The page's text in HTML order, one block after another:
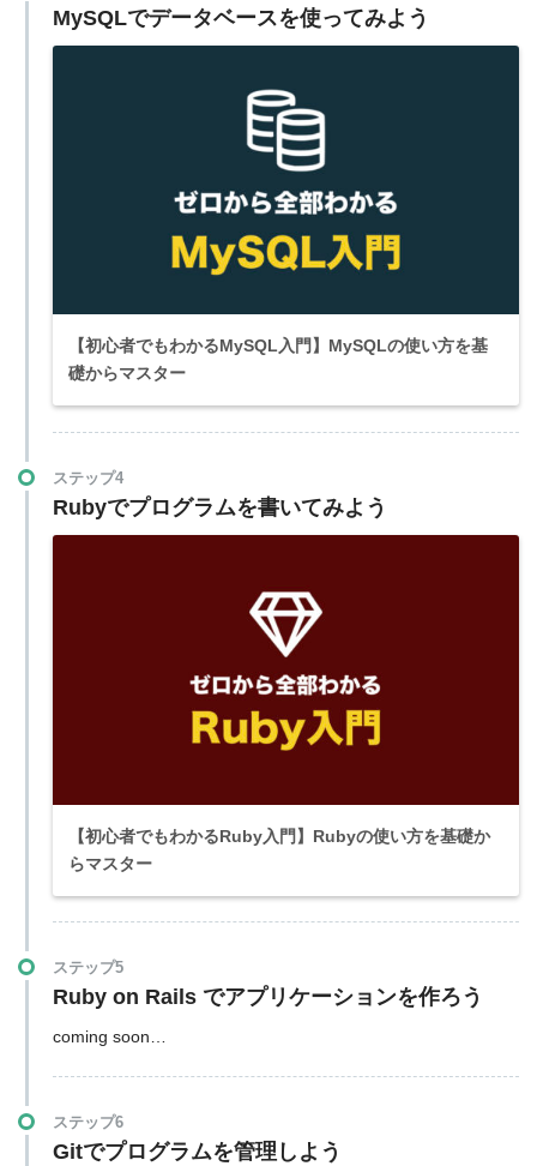
MySQLでデータベースを使ってみよう
【初心者でもわかるMySQL入門】MySQLの使い方を基
礎からマスター
ステップ4
Rubyでプログラムを書いてみよう
【初心者でもわかるRuby入門】Rubyの使い方を基礎か
らマスター
ステップ5
Ruby on Rails でアプリケーションを作ろう
coming soon…
ステップ6
Gitでプログラムを管理しよう